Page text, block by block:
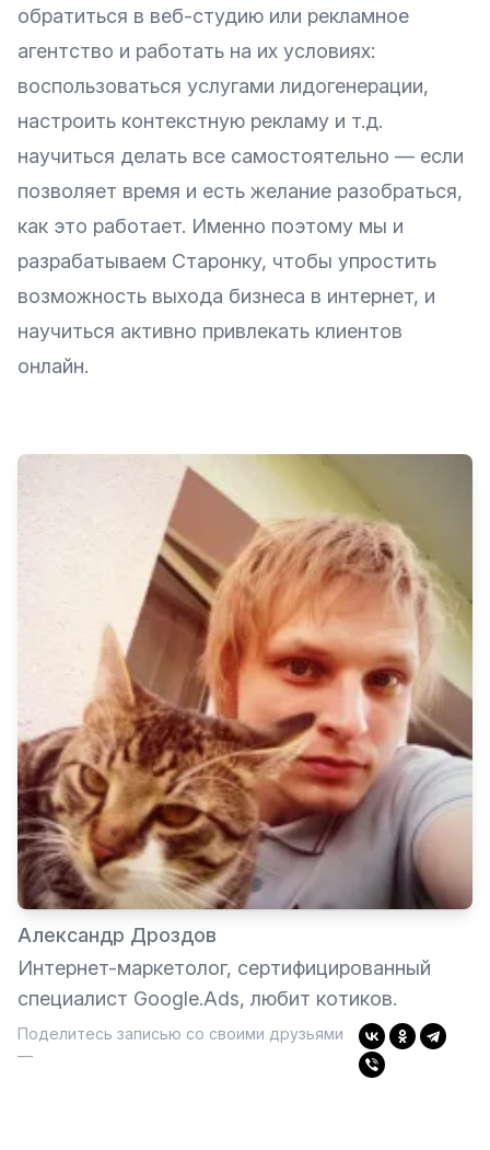
обратиться в веб-студию или рекламное
агентство и работать на их условиях:
воспользоваться услугами лидогенерации,
настроить контекстную рекламу и т.д.
научиться делать все самостоятельно — если
позволяет время и есть желание разобраться,
как это работает. Именно поэтому мы и
разрабатываем Старонку, чтобы упростить
возможность выхода бизнеса в интернет, и
научиться активно привлекать клиентов
онлайн.
Александр Дроздов
Интернет-маркетолог, сертифицированный
специалист Google.Ads, любит котиков.
Поделитесь записью со своими друзьями
—